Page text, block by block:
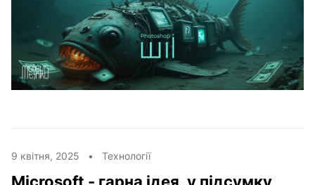
9 квітня, 2025 • Технології
Microsoft - гарна ідея, у підсумку